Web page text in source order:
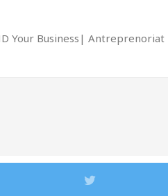
Your Business Antreprenoriat